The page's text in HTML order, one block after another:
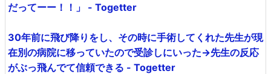
だってーー！！」 - Togetter
30年前に飛び降りをし、その時に手術してくれた先生が現
在別の病院に移っていたので受診しにいった→先生の反応
がぶっ飛んでて信頼できる - Togetter